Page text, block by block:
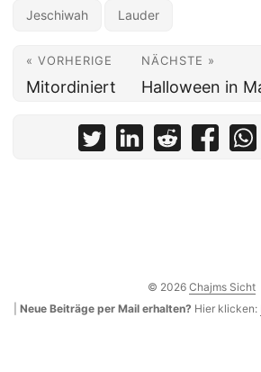
Jeschiwah Lauder
« VORHERIGE
Mitordiniert
NÄCHSTE »
Halloween in
© 2026 Chajms Sicht
Neue Beiträge per Mail erhalten? Hier klicken: